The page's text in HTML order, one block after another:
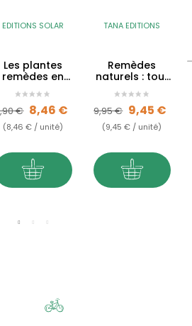
EDITIONS SOLAR
Les plantes
remèdes en
c'est très
simple !
de base
€ Prix
8,46 €
(8,46 € / unité)
TANA EDITIONS
Remèdes
naturels : tout
même !
Prix de base
9,95 € Prix
9,45 €
(9,45 € / unité)